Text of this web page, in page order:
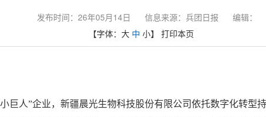
发布时间：26年05月14日 信息来源：兵团日报
编辑：
【字体： 大 中 小】 打印本页
巨人”企业，新疆晨光生物科技股份有限公司依托数字化转型